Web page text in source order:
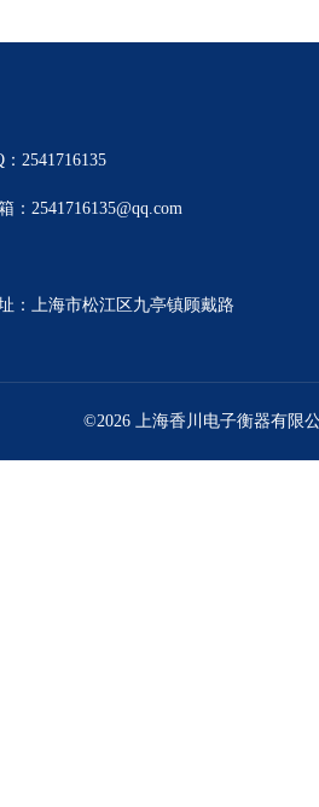
2541716135
：2541716135@qq.com
：上海市松江区九亭镇顾戴路
©2026 上海香川电子衡器有限